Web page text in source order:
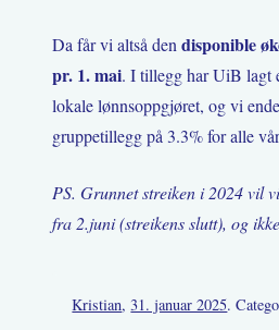
Da får vi altså dendisponible
pr. 1. mai. I tillegg har UiB lagt
lokale lønnsoppgjøret, og vi
gruppetillegg på 3.3% for alle
PS. Grunnet streiken i 2024 vil
fra 2.juni (streikens slutt), og
Kristian,31. januar 2025.